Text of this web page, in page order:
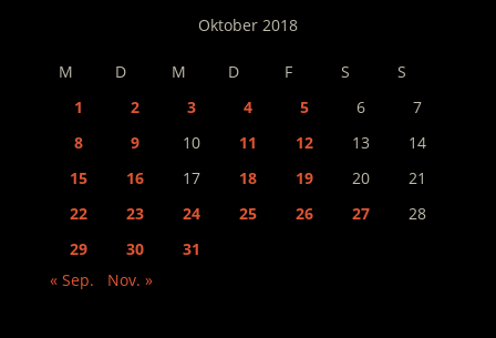
Oktober 2018
M D M D F S
S
1
2 3 4 5 6
7
8
9 10 11 12 13
14
15
16 17 18 19 20
21
22
23 24 25 26 27
28
29
30
31
« Sep.
Nov. »